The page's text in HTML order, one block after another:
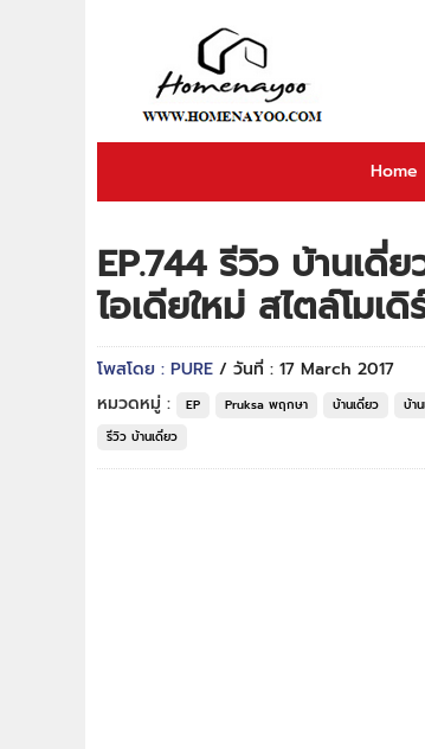
Home
EP.744 รีวิว บ้านเดี่
ไอเดียใหม่ สไตล์โมเ
โพสโดย : PURE / วันที่ : 17 March 2017
หมวดหมู่ :
EP Pruksa พฤกษา บ้านเดี่ยว บ้า
รีวิว บ้านเดี่ยว